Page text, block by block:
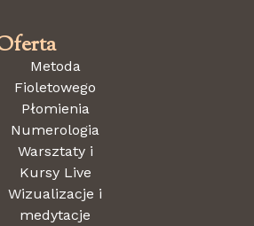
Metoda
Fioletowego
Płomienia
Numerologia
Warsztaty i
Kursy Live
Wizualizacje i
medytacje